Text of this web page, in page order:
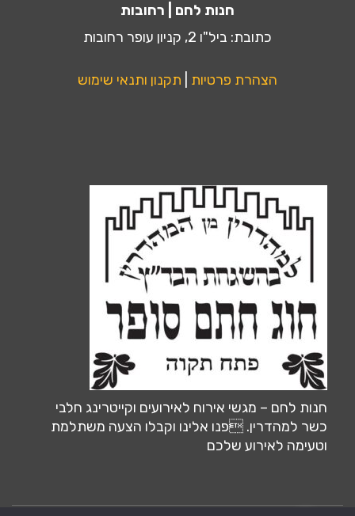
חנות לחם | רחובות
כתובת: ביל"ו 2, קניון עופר רחובות
הצהרת פרטיות תקנון ותנאי שימוש
חנות לחם – מגשי אירוח לאירועים וקייטרינג חלבי
כשר למהדרין. פנו אלינו וקבלו הצעה משתלמת
וטעימה לאירוע שלכם